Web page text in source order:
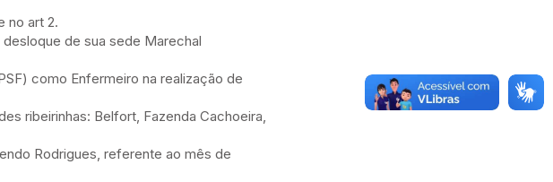
no art 2.
de sua sede Marechal
como Enfermeiro na realização de
ribeirinhas: Belfort, Fazenda Cachoeira,
Rodrigues, referente ao mês de